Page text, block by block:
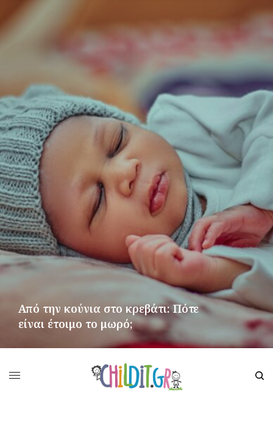
Από την κούνια στο κρεβάτι: Πότε
είναι έτοιμο το μωρό;